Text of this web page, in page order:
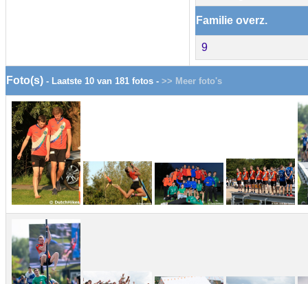
Familie overz.
9
Foto(s) - Laatste 10 van 181 fotos - >> Meer foto's